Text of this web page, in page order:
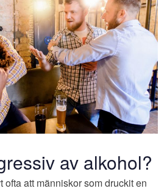
av alkohol?
ofta att människor som druckit en